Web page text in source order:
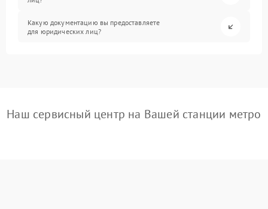
Какую документацию вы предоставляете
для юридических лиц?
Наш сервисный центр на Вашей станции метро